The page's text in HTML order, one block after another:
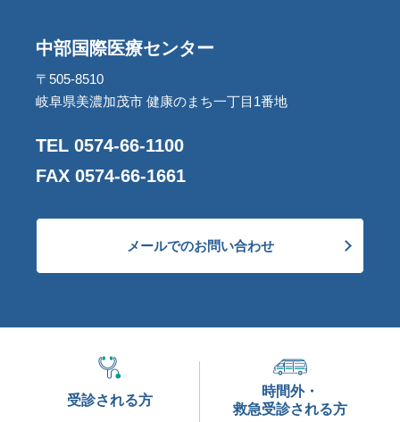
中部国際医療センター
〒505-8510
岐阜県美濃加茂市 健康のまち一丁目1番地
TEL 0574-66-1100
FAX 0574-66-1661
メールでのお問い合わせ
受診される方
時間外・
救急受診される方